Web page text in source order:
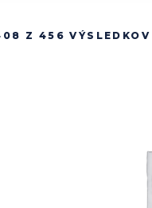
Z 456 VÝSLEDKOV